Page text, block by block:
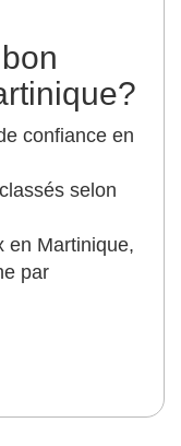
confiance en
selon
en Martinique,
par